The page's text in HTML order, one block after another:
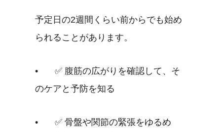
予定日の2週間くらい前からでも始め
られることがあります。
•	✅ 腹筋の広がりを確認して、そ
のケアと予防を知る
•	✅ 骨盤や関節の緊張をゆるめ